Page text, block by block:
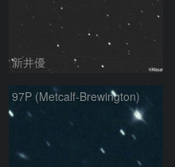
新井優
97P (Metcalf-Brewington)